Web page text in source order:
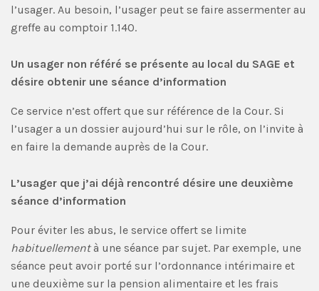
l’usager. Au besoin, l’usager peut se faire assermenter au
greffe au comptoir 1.140.
Un usager non référé se présente au local du SAGE et
désire obtenir une séance d’information
Ce service n’est offert que sur référence de la Cour. Si
l’usager a un dossier aujourd’hui sur le rôle, on l’invite à
en faire la demande auprès de la Cour.
L’usager que j’ai déjà rencontré désire une deuxième
séance d’information
Pour éviter les abus, le service offert se limite
habituellementà une séance par sujet. Par exemple, une
séance peut avoir porté sur l’ordonnance intérimaire et
une deuxième sur la pension alimentaire et les frais